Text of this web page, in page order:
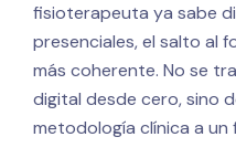
fisioterapeuta ya sabe
presenciales, el salto al
más coherente. No se
digital desde cero, sino
metodología clínica a